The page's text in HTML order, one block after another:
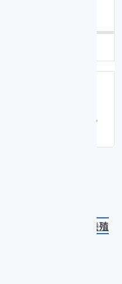
溶氧或氮量過飽和
池魚一旦發現有氣
氣。
養殖